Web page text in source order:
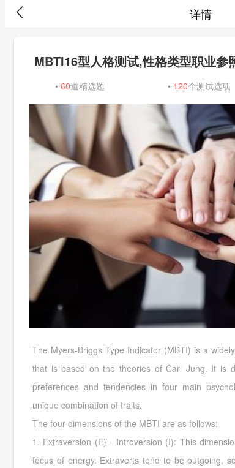
详情
MBTI16型人格测试,性格类型职业
• 60道精选题 • 120个测试选项
The Myers-Briggs Type Indicator (MBTI) is a
that is based on the theories of Carl Jung. It is
preferences and tendencies in four main
unique combination of traits.
The four dimensions of the MBTI are as follows:
1. Extraversion (E) - Introversion (I): This
focus of energy. Extraverts tend to be outgoing,